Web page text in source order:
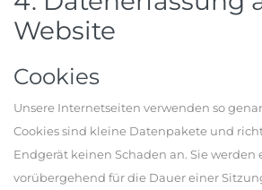
Website
Cookies
Unsere Internetseiten verwenden so
Cookies sind kleine Datenpakete und
Endgerät keinen Schaden an. Sie werden
vorübergehend für die Dauer einer